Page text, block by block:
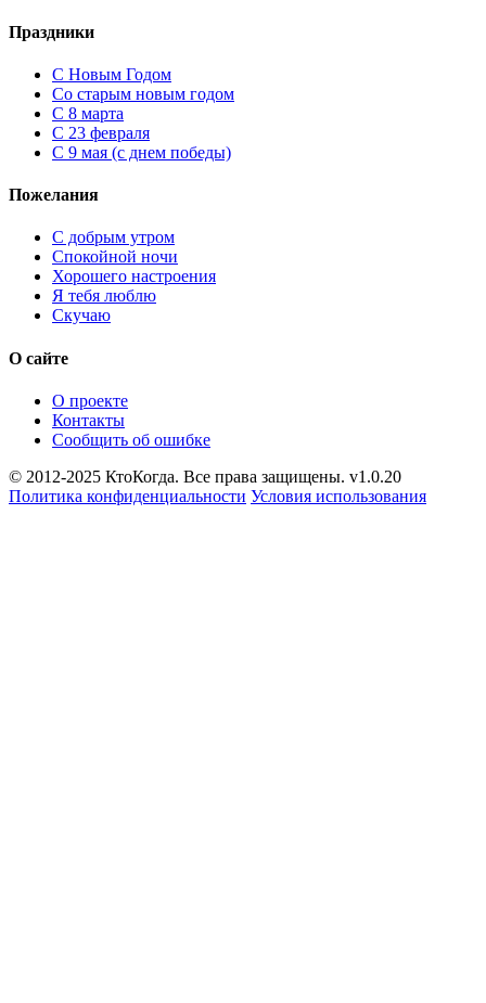
Праздники
C Новым Годом
Cо старым новым годом
С 8 марта
С 23 февраля
С 9 мая (с днем победы)
Пожелания
С добрым утром
Спокойной ночи
Хорошего настроения
Я тебя люблю
Скучаю
О сайте
О проекте
Контакты
Сообщить об ошибке
© 2012-2025 КтоКогда. Все права защищены. v1.0.20
Политика конфиденциальности Условия использования